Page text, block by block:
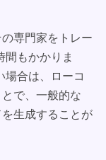
専門家をトレー
間もかかりま
場合は、ローコ
で、一般的な
生成することが